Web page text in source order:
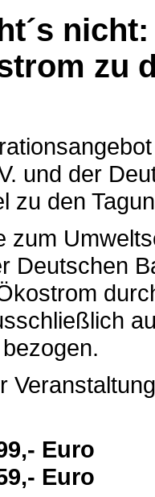
zu
und der
zu den
zum
Deutschen
Euro
Euro